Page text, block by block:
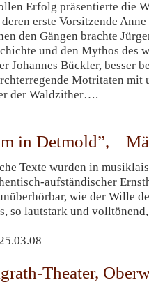
Erfolg präsentierte die
erste Vorsitzende
den Gängen brachte
und den Mythos des
Johannes Bückler, besser
Motritaten mit
der Waldzither….
in Detmold”,
Texte wurden in
aufständischer
wie der Wille
so lautstark und
Theater,